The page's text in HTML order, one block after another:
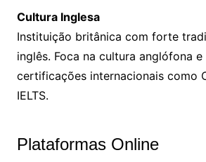
Cultura Inglesa
Instituição britânica com forte
inglês. Foca na cultura anglófona
certificações internacionais como
IELTS.
Plataformas Online